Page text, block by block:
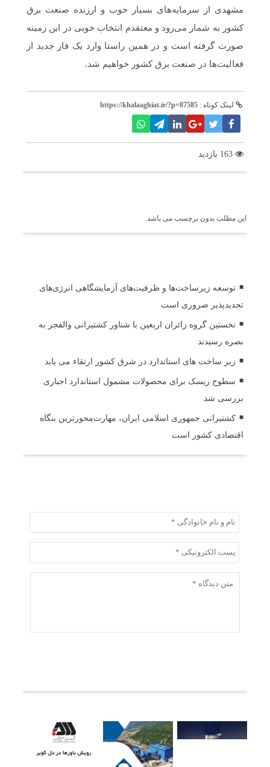
مشهدی از سرمایه‌های بسیار خوب و ارزنده صنعت برق
کشور به شمار می‌رود و معتقدم انتخاب خوبی در این زمینه
صورت گرفته است و در همین راستا وارد یک فاز جدید از
فعالیت‌ها در صنعت برق کشور خواهیم شد.
لینک کوتاه : https://khalaaghiat.ir/?p=87585
این مطلب بدون برچسب می باشد.
توسعه زیرساخت‌ها و ظرفیت‌های آزمایشگاهی انرژی‌های
تجدیدپذیر ضروری است
نخستین گروه زائران اربعین با شناور کشتیرانی والفجر به
بصره رسیدند
زیر ساخت های استاندارد در شرق کشور ارتقاء می یابد
سطوح ریسک برای محصولات مشمول استاندارد اجباری
بررسی شد
کشتیرانی جمهوری اسلامی ایران، مهارت‌محورترین بنگاه
اقتصادی کشور است